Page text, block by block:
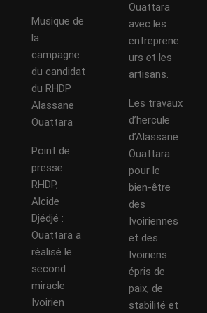
Musique de
la
campagne
du candidat
du RHDP
Alassane
Ouattara
Point de
presse
RHDP,
Alcide
Djédjé :
Ouattara a
réalisé le
second
miracle
Ivoirien
Ouattara
avec les
entreprene
urs et les
artisans.
Les travaux
d’hercule
d’Alassane
Ouattara
pour le
bien-être
des
Ivoiriennes
et des
Ivoiriens
épris de
paix, de
stabilité et